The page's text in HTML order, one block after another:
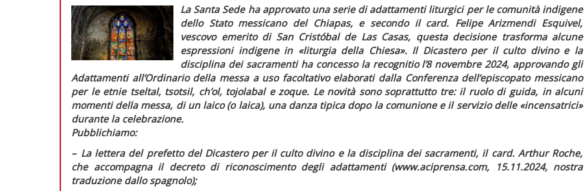
La Santa Sede ha approvato una serie di adattamenti liturgici per le comunità indigene
dello Stato messicano del Chiapas, e secondo il card. Felipe Arizmendi Esquivel,
vescovo emerito di San Cristóbal de Las Casas, questa decisione trasforma alcune
espressioni indigene in «liturgia della Chiesa». Il Dicastero per il culto divino e la
disciplina dei sacramenti ha concesso la recognitiol’8 novembre 2024, approvando gli
Adattamenti all’Ordinario della messa a uso facoltativoelaborati dalla Conferenza dell’episcopato messicano
per le etnie tseltal, tsotsil, ch’ol, tojolabale zoque. Le novità sono soprattutto tre: il ruolo di guida, in alcuni
momenti della messa, di un laico (o laica), una danza tipica dopo la comunione e il servizio delle «incensatrici»
durante la celebrazione.
Pubblichiamo:
–La lettera del prefetto del Dicastero per il culto divino e la disciplina dei sacramenti, il card. Arthur Roche,
che accompagna il decreto di riconoscimento degli adattamenti (www.aciprensa.com, 15.11.2024, nostra
traduzione dallo spagnolo);